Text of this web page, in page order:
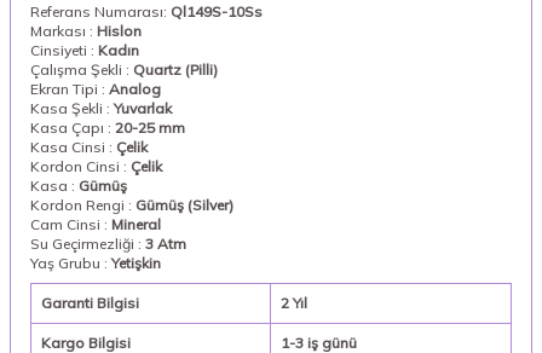
Referans Numarası: Ql149S-10Ss
Markası : Hislon
Cinsiyeti : Kadın
Çalışma Şekli : Quartz (Pilli)
Ekran Tipi : Analog
Kasa Şekli :Yuvarlak
Kasa Çapı : 20-25 mm
Kasa Cinsi : Çelik
Kordon Cinsi : Çelik
Kasa : Gümüş
Kordon Rengi : Gümüş (Silver)
Cam Cinsi : Mineral
Su Geçirmezliği : 3 Atm
Yaş Grubu :Yetişkin
Garanti Bilgisi 2 Yıl
Kargo Bilgisi 1-3 iş günü